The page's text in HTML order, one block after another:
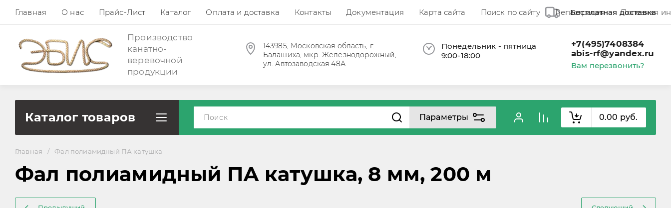
Главная О нас Прайс-Лист Каталог Оплата и доставка Контакты Документация Карта сайта Поиск по сайту Регистрация Полезная
Бесплатная доставка
Производство
канатно-
веревочной
продукции
143985, Московская область, г.
Балашиха, мкр. Железнодорожный,
ул. Автозаводская 48А
Понедельник - пятница
9:00-18:00
+7(495)7408384
abis-rf@yandex.ru
Вам перезвонить?
Каталог товаров Параметры 0.00 руб.
Главная / Фал полиамидный ПА катушка
Фал полиамидный ПА катушка, 8 мм, 200 м